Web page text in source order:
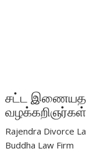
சட்ட
வழக்கறிஞர்கள்
Rajendra Divorce
Buddha Law Firm